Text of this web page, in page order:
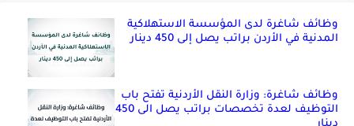
وظائف شاغرة لدى المؤسسة الاستهلاكية
المدنية في الأردن براتب يصل إلى 450 دينار
وظائف شاغرة: وزارة النقل الأردنية تفتح باب
التوظيف لعدة تخصصات براتب يصل الى 450